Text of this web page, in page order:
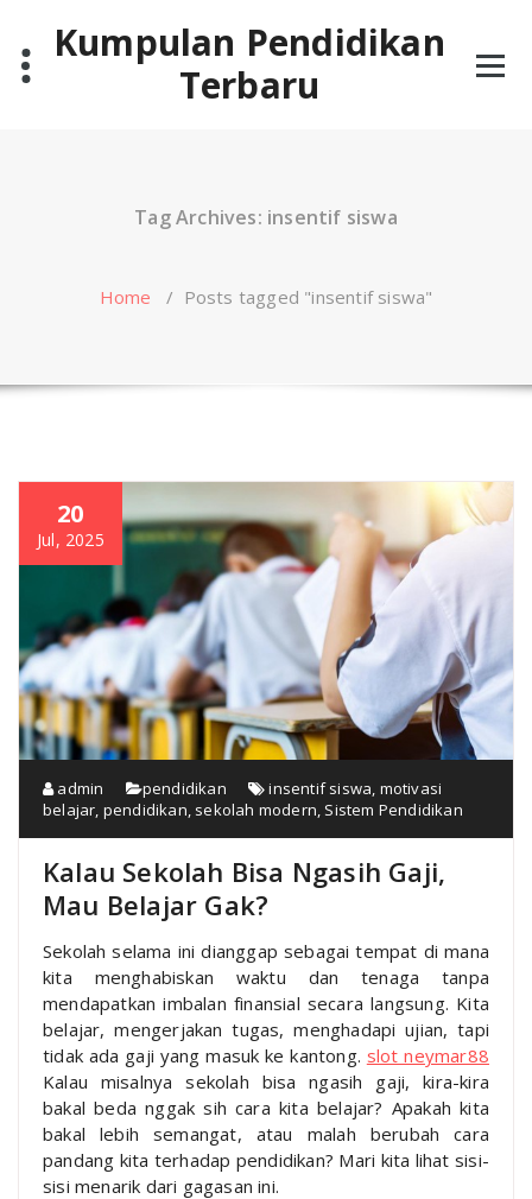
contentKumpulan Pendidikan
Terbaru
Tag Archives: insentif siswa
Home / Posts tagged "insentif siswa"
20
Jul, 2025
admin pendidikan insentif siswa, motivasi
belajar, pendidikan, sekolah modern, Sistem Pendidikan
Kalau Sekolah Bisa Ngasih Gaji,
Mau Belajar Gak?
Sekolah selama ini dianggap sebagai tempat di mana
kita menghabiskan waktu dan tenaga tanpa
mendapatkan imbalan finansial secara langsung. Kita
belajar, mengerjakan tugas, menghadapi ujian, tapi
tidak ada gaji yang masuk ke kantong. slot neymar88
Kalau misalnya sekolah bisa ngasih gaji, kira-kira
bakal beda nggak sih cara kita belajar? Apakah kita
bakal lebih semangat, atau malah berubah cara
pandang kita terhadap pendidikan? Mari kita lihat sisi-
sisi menarik dari gagasan ini.